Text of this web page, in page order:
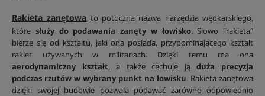
Rakieta zanętowa to potoczna nazwa narzędzia wędkarskiego,
które służy do podawania zanęty w łowisko. Słowo "rakieta"
bierze się od kształtu, jaki ona posiada, przypominającego kształt
rakiet używanych w militariach. Dzięki temu ma ona
aerodynamiczny kształt, a także cechuje jąduża precyzja
podczas rzutów w wybrany punkt na łowisku. Rakieta zanętowa
dzięki swojej budowie pozwala podawać zarówno odpowiednio